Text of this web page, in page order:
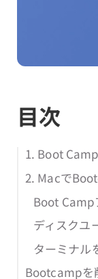
目次
1. Boot
2. Macで
Boot Camp
ディスクユ
ターミナル
Bootcampを